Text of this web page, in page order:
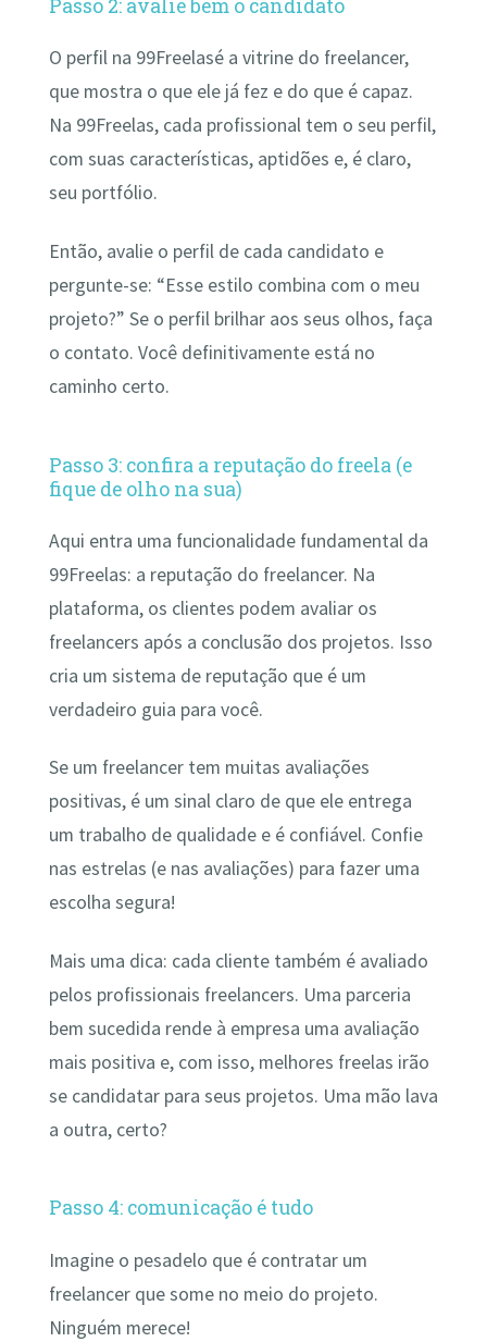
Passo 2: avalie bem o candidato
O perfil na 99Freelasé a vitrine do freelancer,
que mostra o que ele já fez e do que é capaz.
Na 99Freelas, cada profissional tem o seu perfil,
com suas características, aptidões e, é claro,
seu portfólio.
Então, avalie o perfil de cada candidato e
pergunte-se: “Esse estilo combina com o meu
projeto?” Se o perfil brilhar aos seus olhos, faça
o contato. Você definitivamente está no
caminho certo.
Passo 3: confira a reputação do freela (e
fique de olho na sua)
Aqui entra uma funcionalidade fundamental da
99Freelas: a reputação do freelancer. Na
plataforma, os clientes podem avaliar os
freelancers após a conclusão dos projetos. Isso
cria um sistema de reputação que é um
verdadeiro guia para você.
Se um freelancer tem muitas avaliações
positivas, é um sinal claro de que ele entrega
um trabalho de qualidade e é confiável. Confie
nas estrelas (e nas avaliações) para fazer uma
escolha segura!
Mais uma dica: cada cliente também é avaliado
pelos profissionais freelancers. Uma parceria
bem sucedida rende à empresa uma avaliação
mais positiva e, com isso, melhores freelas irão
se candidatar para seus projetos. Uma mão lava
a outra, certo?
Passo 4: comunicação é tudo
Imagine o pesadelo que é contratar um
freelancer que some no meio do projeto.
Ninguém merece!